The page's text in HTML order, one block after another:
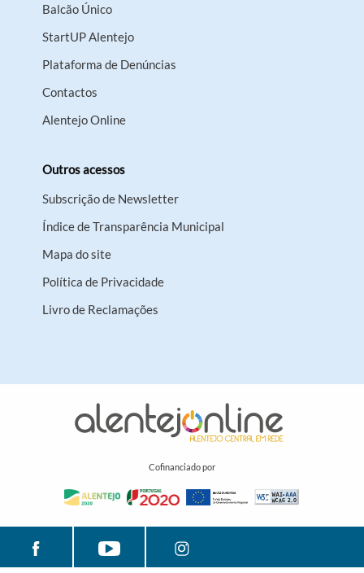
Balcão Único
StartUP Alentejo
Plataforma de Denúncias
Contactos
Alentejo Online
Outros acessos
Subscrição de Newsletter
Índice de Transparência Municipal
Mapa do site
Política de Privacidade
Livro de Reclamações
Cofinanciado por